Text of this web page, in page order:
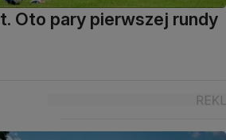
Oto pary pierwszej rundy